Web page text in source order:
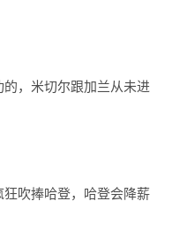
，米切尔跟加兰从未进
吹捧哈登，哈登会降薪